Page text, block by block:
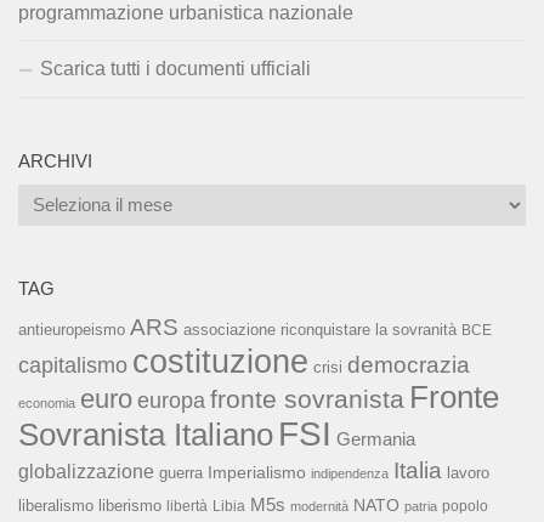
programmazione urbanistica nazionale
Scarica tutti i documenti ufficiali
ARCHIVI
Archivi
TAG
antieuropeismo ARS associazione riconquistare la sovranità BCE
capitalismo costituzione crisi democrazia
economia euro europa fronte sovranista Fronte
Sovranista Italiano FSI Germania
globalizzazione guerra Imperialismo indipendenza Italia lavoro
liberalismo liberismo libertà Libia M5s modernità NATO patria popolo